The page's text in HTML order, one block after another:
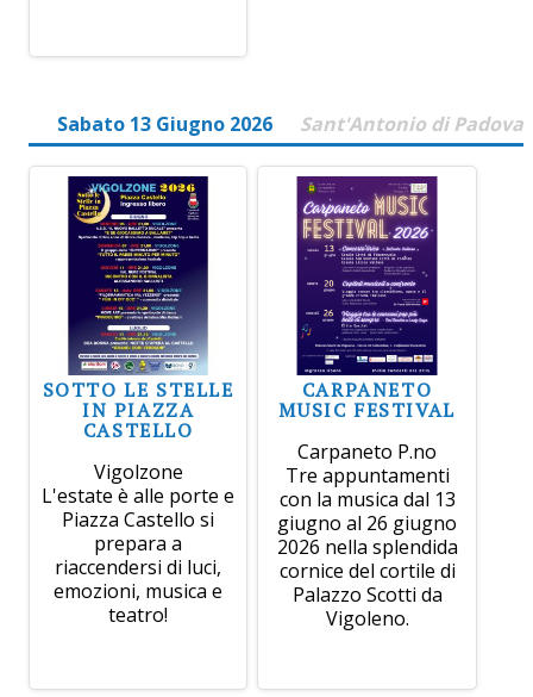
Sabato 13 Giugno 2026 Sant'Antonio di Padova
SOTTO LE STELLE
IN PIAZZA
CASTELLO
Vigolzone
L'estate è alle porte e
Piazza Castello si
prepara a
riaccendersi di luci,
emozioni, musica e
teatro!
CARPANETO
MUSIC FESTIVAL
Carpaneto P.no
Tre appuntamenti
con la musica dal 13
giugno al 26 giugno
2026 nella splendida
cornice del cortile di
Palazzo Scotti da
Vigoleno.